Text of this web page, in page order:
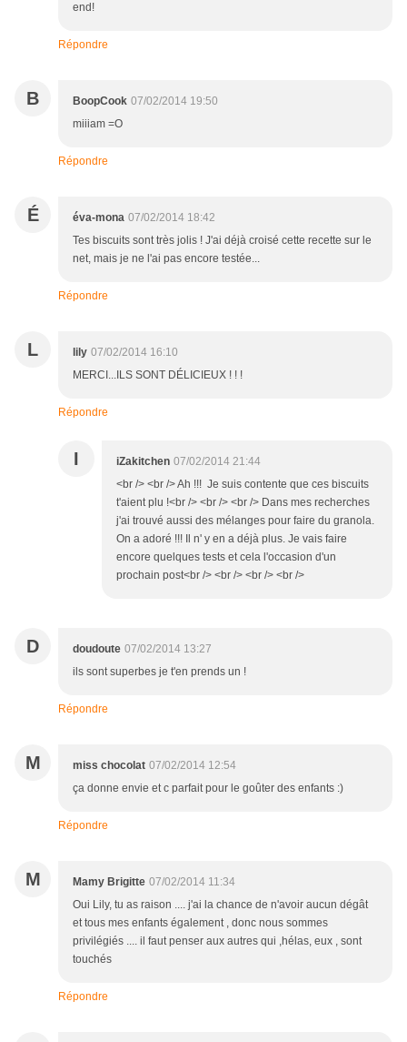
end!
Répondre
B BoopCook 07/02/2014 19:50
miiiam =O
Répondre
É éva-mona 07/02/2014 18:42
Tes biscuits sont très jolis ! J'ai déjà croisé cette recette sur le
net, mais je ne l'ai pas encore testée...
Répondre
L lily 07/02/2014 16:10
MERCI...ILS SONT DÉLICIEUX ! ! !
Répondre
I iZakitchen 07/02/2014 21:44
<br /> <br /> Ah !!! Je suis contente que ces biscuits
t'aient plu !<br /> <br /> <br /> Dans mes recherches
j'ai trouvé aussi des mélanges pour faire du granola.
On a adoré !!! Il n' y en a déjà plus. Je vais faire
encore quelques tests et cela l'occasion d'un
prochain post<br /> <br /> <br /> <br />
D doudoute 07/02/2014 13:27
ils sont superbes je t'en prends un !
Répondre
M miss chocolat 07/02/2014 12:54
ça donne envie et c parfait pour le goûter des enfants :)
Répondre
M Mamy Brigitte 07/02/2014 11:34
Oui Lily, tu as raison .... j'ai la chance de n'avoir aucun dégât
et tous mes enfants également , donc nous sommes
privilégiés .... il faut penser aux autres qui ,hélas, eux , sont
touchés
Répondre